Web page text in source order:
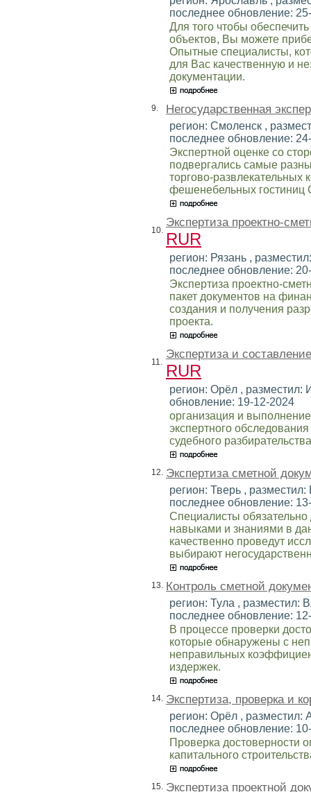
последнее обновление:
Для того чтобы
объектов, Вы можете
Опытные специалисты,
для Вас качественную и
документации.
9. Негосударственная
регион: Смоленск ,
последнее обновление:
Экспертной оценке со
подвергались самые
торгово-развлекательных
фешенебельных гостиниц
10.
Экспертиза проектно-
RUR
регион: Рязань ,
последнее обновление:
Экспертиза проектно-
пакет документов на
создания и получения
проекта.
11.
Экспертиза и
RUR
регион: Орёл , разместил:
обновление: 19-12-2024
организация и выполнение
экспертного
судебного
12. Экспертиза сметной
регион: Тверь ,
последнее обновление:
Специалисты
навыками и знаниями в
качественно проведут
выбирают
13. Контроль сметной
регион: Тула , разместил:
последнее обновление:
В процессе проверки
которые обнаружены с
неправильных
издержек.
14. Экспертиза, проверка и
регион: Орёл , разместил:
последнее обновление:
Проверка достоверности
капитального
15. Экспертиза проектной